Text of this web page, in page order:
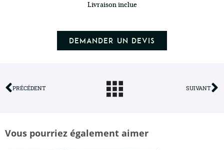
Livraison inclue
Demander un devis
PRÉCÉDENT SUIVANT
Vous pourriez également aimer